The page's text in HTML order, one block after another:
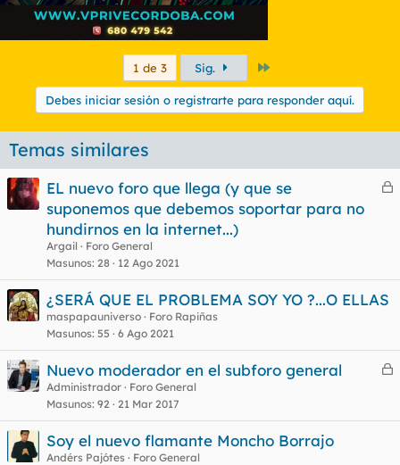
1 de 3 Sig.
Debes iniciar sesión o registrarte para responder aquí.
Temas similares
C
d
EL nuevo foro que llega (y que se
suponemos que debemos soportar para no
hundirnos en la internet...)
Argail
Foro General
Masunos 28 12 Ago 2021
¿SERÁ QUE EL PROBLEMA SOY YO ?...O ELLAS
maspapauniverso
Foro Rapiñas
Masunos 55 6 Ago 2021
C
r
Nuevo moderador en el subforo general
Administrador
Foro General
Masunos 92 21 Mar 2017
Soy el nuevo flamante Moncho Borrajo
Andérs Pajótes
Foro General